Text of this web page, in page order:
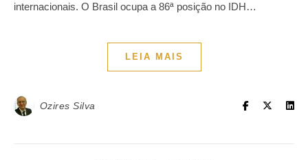
internacionais. O Brasil ocupa a 86ª posição no IDH…
LEIA MAIS
Ozires Silva